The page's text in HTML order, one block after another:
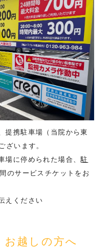
提携駐車場（当院から東
ざいます。
場に停められた場合、駐
のサービスチケットをお
えください
お越しの方へ